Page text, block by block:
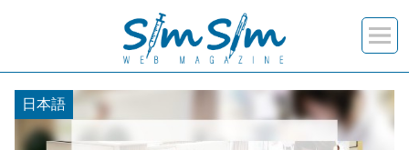
“2022年9月”の記事一覧
日本語